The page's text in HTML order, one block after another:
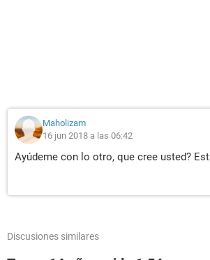
Maholizam
16 jun 2018 a las 06:42
Ayúdeme con lo otro, que cree usted?
Discusiones similares